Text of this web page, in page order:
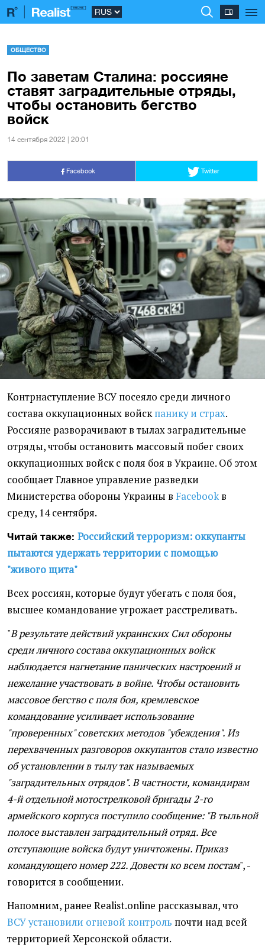
ОБЩЕСТВО
По заветам Сталина: россияне
ставят заградительные отряды,
чтобы остановить бегство
войск
14 сентября 2022 | 20:01
Facebook Twitter
Контрнаступление ВСУ посеяло среди личного
состава оккупационных войскпанику и страх.
Россияне разворачивают в тылах заградительные
отряды, чтобы остановить массовый побег своих
оккупационных войск с поля боя в Украине. Об этом
сообщает Главное управление разведки
Министерства обороны Украины в Facebookв
среду, 14 сентября.
Читай также: Российский терроризм: оккупанты
пытаются удержать территории с помощью
"живого щита"
Всех россиян, которые будут убегать с поля боя,
высшее командование угрожает расстреливать.
"В результате действий украинских Сил обороны
среди личного состава оккупационных войск
наблюдается нагнетание панических настроений и
нежелание участвовать в войне. Чтобы остановить
массовое бегство с поля боя, кремлевское
командование усиливает использование
"проверенных" советских методов "убеждения". Из
перехваченных разговоров оккупантов стало известно
об установлении в тылу так называемых
"заградительных отрядов". В частности, командирам
4-й отдельной мотострелковой бригады 2-го
армейского корпуса поступило сообщение: "В тыльной
полосе выставлен заградительный отряд. Все
отступающие войска будут уничтожены. Приказ
командующего номер 222. Довести ко всем постам", -
говорится в сообщении.
Напомним, ранее Realist.online рассказывал, что
ВСУ установили огневой контроль почти над всей
территорией Херсонской области.